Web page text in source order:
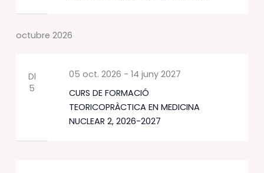
octubre 2026
Dl
5
CURS DE FORMACIÓ
TEORICOPRÀCTICA EN MEDICINA
NUCLEAR 2, 2026-2027
05 oct. 2026 - 14 juny 2027